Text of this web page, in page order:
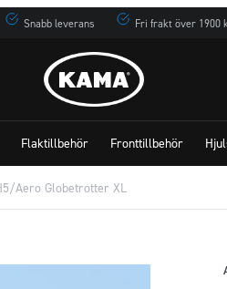
Snabb leverans Fri frakt över 1900
Flaktillbehör Fronttillbehör
Aero Globetrotter XL